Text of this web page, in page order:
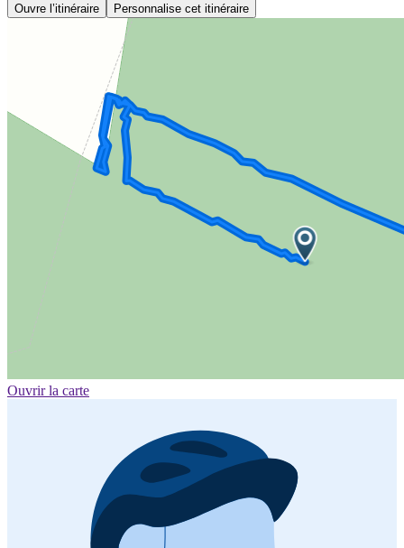
Ouvre l’itinéraire Personnalise cet itinéraire
Ouvrir la carte